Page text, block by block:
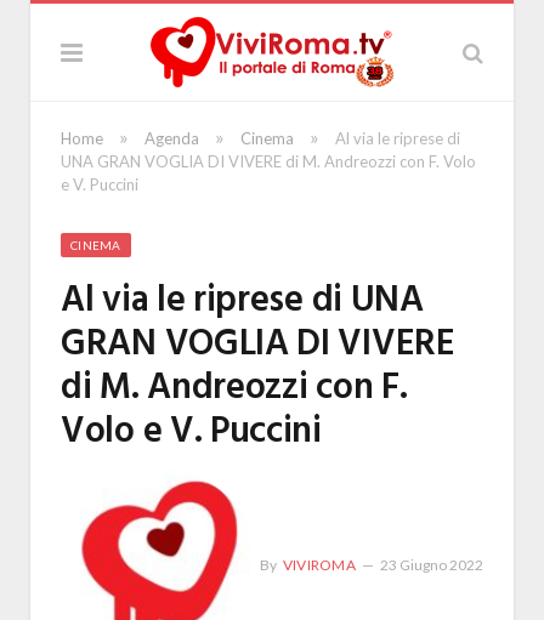
Home » Agenda » Cinema »
Al via le riprese di
UNA GRAN VOGLIA DI VIVERE di M. Andreozzi con F. Volo
e V. Puccini
CINEMA
Al via le riprese di UNA
GRAN VOGLIA DI VIVERE
di M. Andreozzi con F.
Volo e V. Puccini
By VIVIROMA 23 Giugno 2022